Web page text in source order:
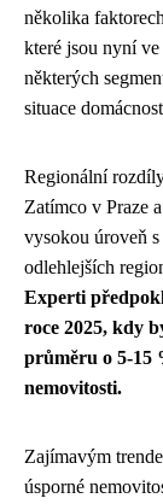
několika
které jsou nyní
některých
situace
Regionální
Zatímco v Praze
vysokou úroveň
odlehlejších
Experti
roce 2025, kdy
průměru o 5-15
nemovitosti.
Zajímavým
úsporné